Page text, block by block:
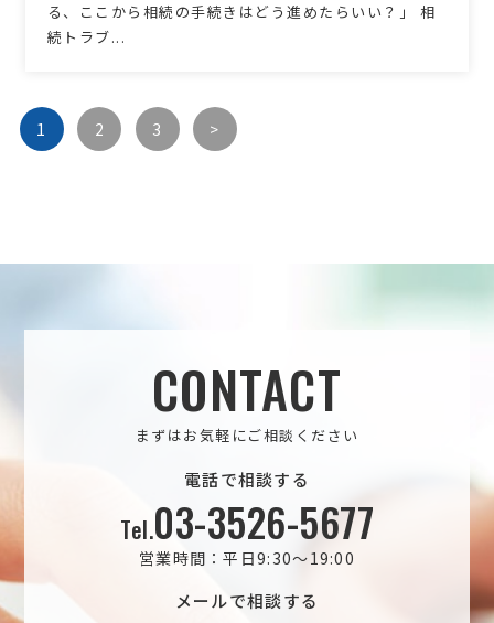
る、ここから相続の手続きはどう進めたらいい？」 相
続トラブ...
1 2 3 >
CONTACT
まずはお気軽にご相談ください
電話で相談する
Tel.03-3526-5677
営業時間：平日9:30～19:00
メールで相談する